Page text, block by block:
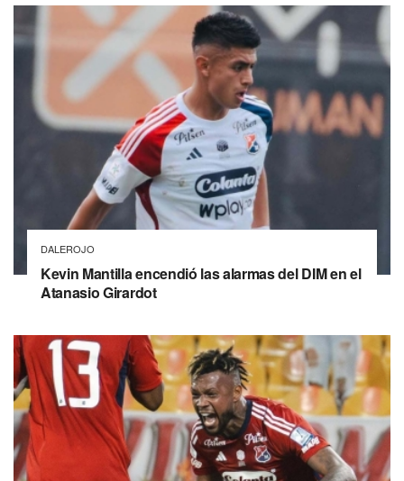
DALEROJO
Kevin Mantilla encendió las alarmas del DIM en el
Atanasio Girardot